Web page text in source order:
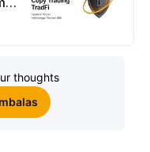
thoughts